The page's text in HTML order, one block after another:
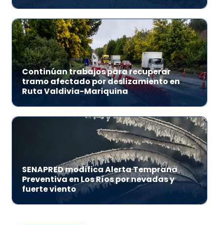
Continúan trabajos para recuperar
tramo afectado por deslizamiento en
Ruta Valdivia-Mariquina
SENAPRED modifica Alerta Temprana
Preventiva en Los Ríos por nevadas y
fuerte viento